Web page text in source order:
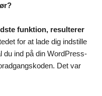
funktion, resulterer
for at lade dig indstille
du ind på din WordPress-
Det var